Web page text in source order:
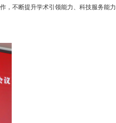
，不断提升学术引领能力、科技服务能力